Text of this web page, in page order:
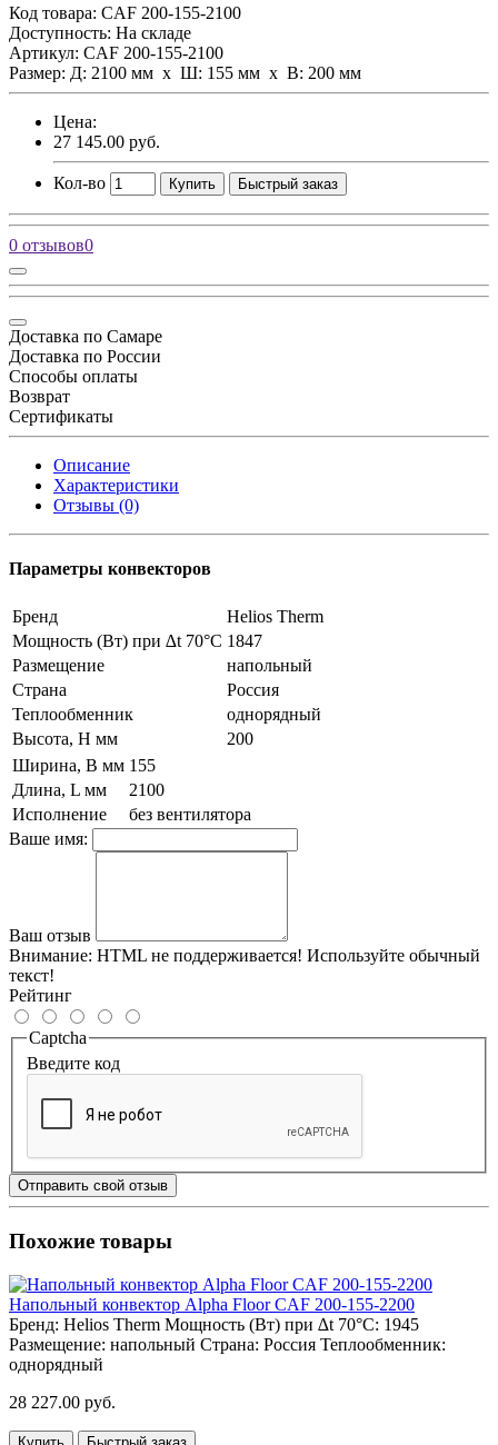
Код товара: CAF 200-155-2100
Доступность: На складе
Артикул: CAF 200-155-2100
Размер: Д: 2100 мм х Ш: 155 мм x В: 200 мм
Цена:
27 145.00 руб.
Кол-во Купить Быстрый заказ
0 отзывов0
Доставка по Самаре
Доставка по России
Способы оплаты
Возврат
Сертификаты
Описание
Характеристики
Отзывы (0)
Параметры конвекторов
Бренд
Helios Therm
Мощность (Вт) при ∆t 70°C 1847
Размещение
напольный
Страна
Россия
Теплообменник
однорядный
Высота, H мм
200
Ширина, B мм 155
Длина, L мм
2100
Исполнение
без вентилятора
Ваше имя:
Ваш отзыв
Внимание: HTML не поддерживается! Используйте обычный
текст!
Рейтинг
Captcha
Введите код
Отправить свой отзыв
Похожие товары
Напольный конвектор Alpha Floor CAF 200-155-2200
Бренд: Helios Therm Мощность (Вт) при ∆t 70°C: 1945
Размещение: напольный Страна: Россия Теплообменник:
однорядный
28 227.00 руб.